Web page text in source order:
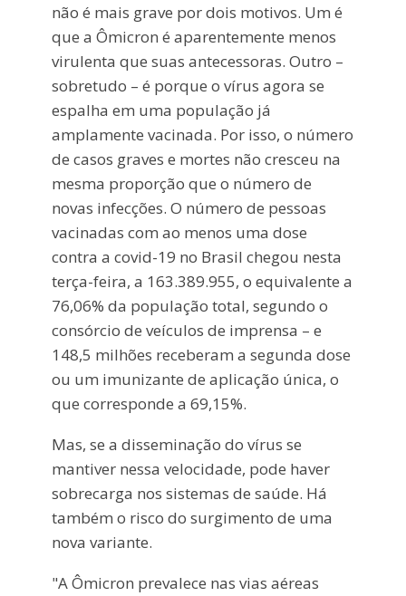
não é mais grave por dois motivos. Um é
que a Ômicron é aparentemente menos
virulenta que suas antecessoras. Outro –
sobretudo – é porque o vírus agora se
espalha em uma população já
amplamente vacinada. Por isso, o número
de casos graves e mortes não cresceu na
mesma proporção que o número de
novas infecções. O número de pessoas
vacinadas com ao menos uma dose
contra a covid-19 no Brasil chegou nesta
terça-feira, a 163.389.955, o equivalente a
76,06% da população total, segundo o
consórcio de veículos de imprensa – e
148,5 milhões receberam a segunda dose
ou um imunizante de aplicação única, o
que corresponde a 69,15%.
Mas, se a disseminação do vírus se
mantiver nessa velocidade, pode haver
sobrecarga nos sistemas de saúde. Há
também o risco do surgimento de uma
nova variante.
"A Ômicron prevalece nas vias aéreas